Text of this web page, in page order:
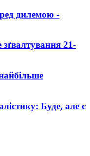
дилемою -
21-
Буде, але є